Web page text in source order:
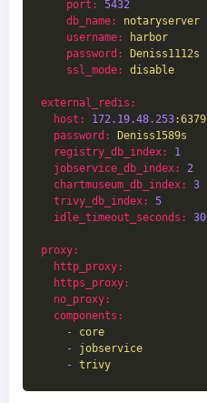
port:
5432
db_name:
notaryserver
username:
harbor
password:
Deniss1112s
ssl_mode:
disable
external_redis:
host:
172.19.48.253:6379
password:
Deniss1589s
registry_db_index:
1
jobservice_db_index:
2
chartmuseum_db_index:
3
trivy_db_index:
5
idle_timeout_seconds:
30
proxy:
http_proxy:
https_proxy:
no_proxy:
components:
-
core
-
jobservice
- trivy